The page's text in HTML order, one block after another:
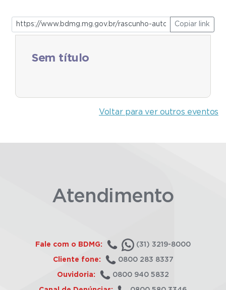
Copiar link
Sem título
Voltar para ver outros eventos
Atendimento
Fale com o BDMG: (31) 3219-8000
Cliente fone: 0800 283 8337
Ouvidoria: 0800 940 5832